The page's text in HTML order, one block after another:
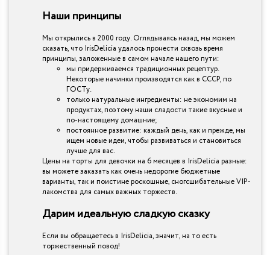
Наши принципы
Мы открылись в 2000 году. Оглядываясь назад, мы можем
сказать, что IrisDelicia удалось пронести сквозь время
принципы, заложенные в самом начале нашего пути:
мы придерживаемся традиционных рецептур.
Некоторые начинки производятся как в СССР, по
ГОСТу.
только натуральные ингредиенты: не экономим на
продуктах, поэтому наши сладости такие вкусные и
по-настоящему домашние;
постоянное развитие: каждый день, как и прежде, мы
ищем новые идеи, чтобы развиваться и становиться
лучше для вас.
Цены на торты для девочки на 6 месяцев в IrisDelicia разные:
вы можете заказать как очень недорогие бюджетные
варианты, так и поистине роскошные, сногсшибательные VIP-
лакомства для самых важных торжеств.
Дарим идеальную сладкую сказку
Если вы обращаетесь в IrisDelicia, значит, на то есть
торжественный повод!